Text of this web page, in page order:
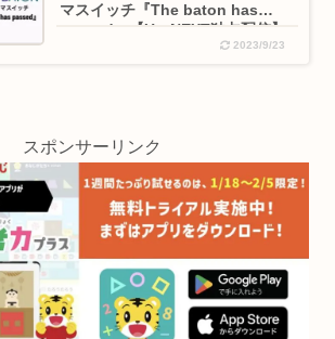
マスイッチ『The baton has
passed』【U－NEXT独占配信】
2023/9/23
スポンサーリンク